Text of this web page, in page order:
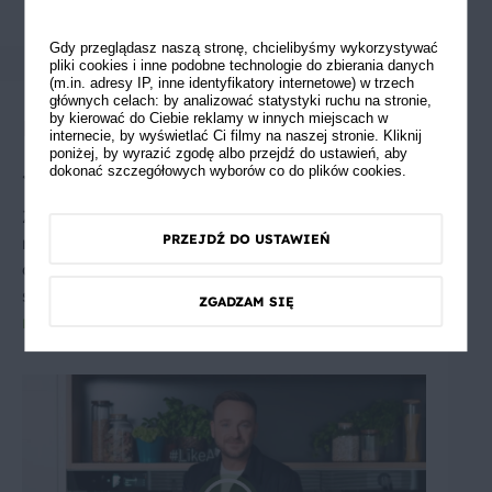
Porada Szefa
Jak szybko zamarynować mięso?
Zdarzyło Ci się zapomnieć zamarynować
mięso? Wiadomo, marynowanie to nieraz
długotrwały proces. Nie martw się, jest na to
sprytny sposób, który znacznie skróci proces
marynowania
Gdy przeglądasz naszą stronę, chcielibyśmy wykorzystywać
pliki cookies i inne podobne technologie do zbierania danych
(m.in. adresy IP, inne identyfikatory internetowe) w trzech
głównych celach: by analizować statystyki ruchu na stronie,
by kierować do Ciebie reklamy w innych miejscach w
internecie, by wyświetlać Ci filmy na naszej stronie. Kliknij
poniżej, by wyrazić zgodę albo przejdź do ustawień, aby
dokonać szczegółowych wyborów co do plików cookies.
PRZEJDŹ DO USTAWIEŃ
ZGADZAM SIĘ